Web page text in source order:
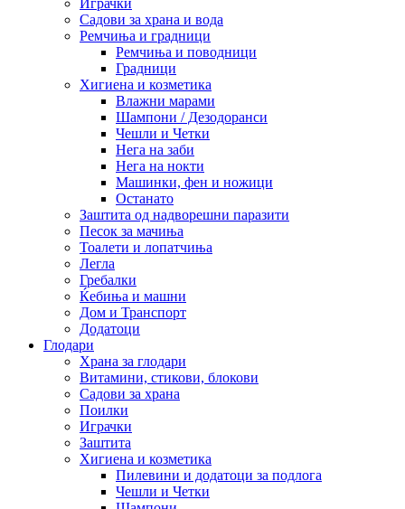
Садови за храна и вода
Ремчиња и градници
Ремчиња и поводници
Градници
Хигиена и козметика
Влажни марами
Шампони / Дезодоранси
Чешли и Четки
Нега на заби
Нега на нокти
Машинки, фен и ножици
Останато
Заштита од надворешни паразити
Песок за мачиња
Тоалети и лопатчиња
Легла
Гребалки
Ќебиња и машни
Дом и Транспорт
Додатоци
Глодари
Храна за глодари
Витамини, стикови, блокови
Садови за храна
Поилки
Играчки
Заштита
Хигиена и козметика
Пилевини и додатоци за подлога
Чешли и Четки